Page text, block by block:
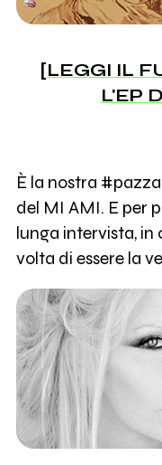
[LEGGI IL
L'EP
È la nostra
del MI AMI. E per
lunga intervista,
volta di essere la